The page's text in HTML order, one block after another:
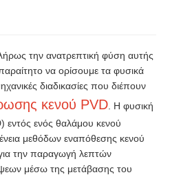
την ανατρεπτική φύση αυτής
να ορίσουμε τα φυσικά
διαδικασίες που διέπουν
κενού PVD . Η φυσική
ενός θαλάμου κενού
μεθόδων εναπόθεσης κενού
την παραγωγή λεπτών
μέσω της μετάβασης του